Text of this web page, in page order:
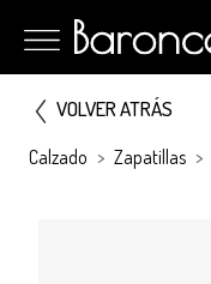
VOLVER ATRÁS
Calzado Zapatillas